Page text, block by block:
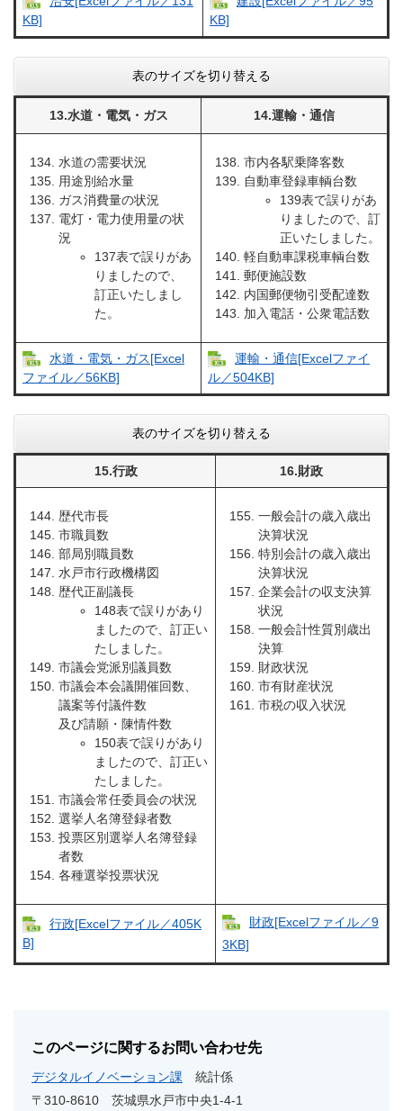
KB]
KB]
表のサイズを切り替える
13.水道・電気・ガス 14.運輸・通信
水道の需要状況
用途別給水量
ガス消費量の状況
電灯・電力使用量の状
況
137表で誤りがあ
りましたので、
訂正いたしまし
た。
市内各駅乗降客数
自動車登録車輌台数
139表で誤りがあ
りましたので、訂
正いたしました。
軽自動車課税車輌台数
郵便施設数
内国郵便物引受配達数
加入電話・公衆電話数
水道・電気・ガス[Excel
ファイル／56KB]
運輸・通信[Excelファイ
ル／504KB]
表のサイズを切り替える
15.行政 16.財政
歴代市長
市職員数
部局別職員数
水戸市行政機構図
歴代正副議長
148表で誤りがあり
ましたので、訂正い
たしました。
市議会党派別議員数
市議会本会議開催回数、
議案等付議件数
及び請願・陳情件数
150表で誤りがあり
ましたので、訂正い
たしました。
市議会常任委員会の状況
選挙人名簿登録者数
投票区別選挙人名簿登録
者数
各種選挙投票状況
一般会計の歳入歳出
決算状況
特別会計の歳入歳出
決算状況
企業会計の収支決算
状況
一般会計性質別歳出
決算
財政状況
市有財産状況
市税の収入状況
行政[Excelファイル／405K
B]
財政[Excelファイル／9
3KB]
このページに関するお問い合わせ先
デジタルイノベーション課
統計係
〒310-8610
茨城県水戸市中央1-4-1